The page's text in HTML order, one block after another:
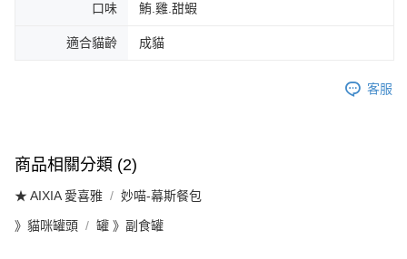
口味 鮪.雞.甜蝦
適合貓齡 成貓
客服
商品相關分類 (2)
★ AIXIA 愛喜雅 妙喵-幕斯餐包
》貓咪罐頭 罐 》副食罐